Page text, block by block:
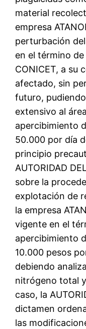
material
empresa
perturbación
en el término
CONICET, a su
afectado, sin
futuro,
extensivo al
apercibimiento
50.000 por día
principio
AUTORIDAD
sobre la
explotación de
la empresa
vigente en el
apercibimiento
10.000 pesos
debiendo
nitrógeno total
caso, la
dictamen
las